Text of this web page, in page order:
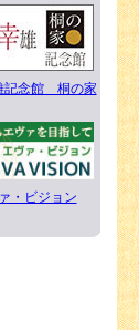
記念館 桐の家
・ビジョン